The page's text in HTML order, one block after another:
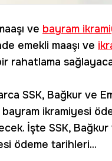
ve bayram
emekli maaşı ve
rahatlama
SSK, Bağkur ve
ikramiyesi
İşte SSK, Bağkur
ödeme tarihleri...